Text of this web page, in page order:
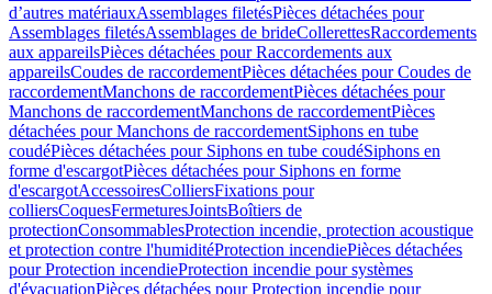
d’autres matériauxAssemblages filetésPièces détachées pour
Assemblages filetésAssemblages de brideCollerettesRaccordements
aux appareilsPièces détachées pour Raccordements aux
appareilsCoudes de raccordementPièces détachées pour Coudes de
raccordementManchons de raccordementPièces détachées pour
Manchons de raccordementManchons de raccordementPièces
détachées pour Manchons de raccordementSiphons en tube
coudéPièces détachées pour Siphons en tube coudéSiphons en
forme d'escargotPièces détachées pour Siphons en forme
d'escargotAccessoiresColliersFixations pour
colliersCoquesFermeturesJointsBoîtiers de
protectionConsommablesProtection incendie, protection acoustique
et protection contre l'humiditéProtection incendiePièces détachées
pour Protection incendieProtection incendie pour systèmes
d'évacuationPièces détachées pour Protection incendie pour